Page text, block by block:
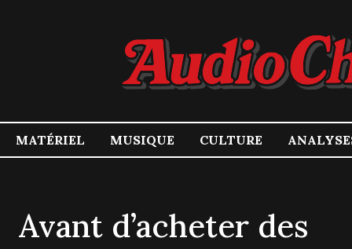
MATÉRIEL MUSIQUE CULTURE
Avant d’acheter des